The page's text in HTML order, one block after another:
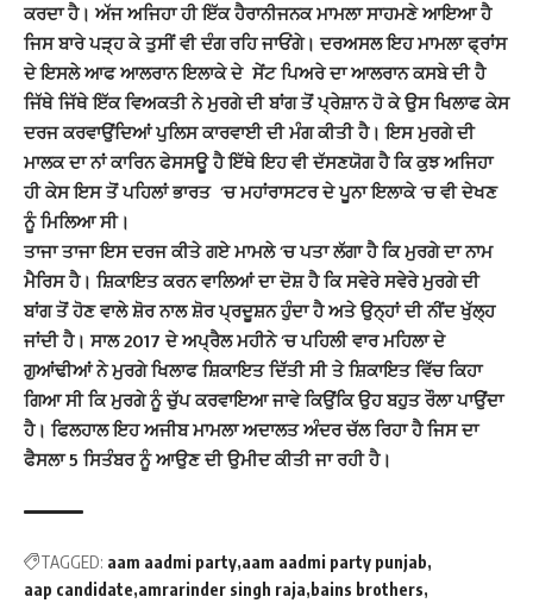
ਕਰਦਾ ਹੈ। ਅੱਜ ਅਜਿਹਾ ਹੀ ਇੱਕ ਹੈਰਾਨੀਜਨਕ ਮਾਮਲਾ ਸਾਹਮਣੇ ਆਇਆ ਹੈ
ਜਿਸ ਬਾਰੇ ਪੜ੍ਹ ਕੇ ਤੁਸੀਂ ਵੀ ਦੰਗ ਰਹਿ ਜਾਓਂਗੇ। ਦਰਅਸਲ ਇਹ ਮਾਮਲਾ ਫ੍ਰਾਂਸ
ਦੇ ਇਸਲੇ ਆਫ ਆਲਰਾਨ ਇਲਾਕੇ ਦੇ ਸੇਂਟ ਪਿਅਰੇ ਦਾ ਆਲਰਾਨ ਕਸਬੇ ਦੀ ਹੈ
ਜਿੱਥੇ ਜਿੱਥੇ ਇੱਕ ਵਿਅਕਤੀ ਨੇ ਮੁਰਗੇ ਦੀ ਬਾਂਗ ਤੋਂ ਪ੍ਰੇਸ਼ਾਨ ਹੋ ਕੇ ਉਸ ਖਿਲਾਫ ਕੇਸ
ਦਰਜ ਕਰਵਾਉਂਦਿਆਂ ਪੁਲਿਸ ਕਾਰਵਾਈ ਦੀ ਮੰਗ ਕੀਤੀ ਹੈ। ਇਸ ਮੁਰਗੇ ਦੀ
ਮਾਲਕ ਦਾ ਨਾਂ ਕਾਰਿਨ ਫੇਸਸਊ ਹੈਇੱਥੇ ਇਹ ਵੀ ਦੱਸਣਯੋਗ ਹੈ ਕਿ ਕੁਝ ਅਜਿਹਾ
ਹੀ ਕੇਸ ਇਸ ਤੋਂ ਪਹਿਲਾਂ ਭਾਰਤ ‘ਚ ਮਹਾਂਰਾਸਟਰ ਦੇ ਪੂਨਾ ਇਲਾਕੇ ‘ਚ ਵੀ ਦੇਖਣ
ਨੂੰ ਮਿਲਿਆ ਸੀ।
ਤਾਜਾ ਤਾਜਾ ਇਸ ਦਰਜ ਕੀਤੇ ਗਏ ਮਾਮਲੇ ‘ਚ ਪਤਾ ਲੱਗਾ ਹੈ ਕਿ ਮੁਰਗੇ ਦਾ ਨਾਮ
ਮੈਰਿਸ ਹੈ। ਸ਼ਿਕਾਇਤ ਕਰਨ ਵਾਲਿਆਂ ਦਾ ਦੋਸ਼ ਹੈ ਕਿ ਸਵੇਰੇ ਸਵੇਰੇ ਮੁਰਗੇ ਦੀ
ਬਾਂਗ ਤੋਂ ਹੋਣ ਵਾਲੇ ਸ਼ੋਰ ਨਾਲ ਸ਼ੋਰ ਪ੍ਰਦੂਸ਼ਨ ਹੁੰਦਾ ਹੈ ਅਤੇ ਉਨ੍ਹਾਂ ਦੀ ਨੀਂਦ ਖੁੱਲ੍ਹ
ਜਾਂਦੀ ਹੈ। ਸਾਲ 2017 ਦੇ ਅਪ੍ਰੈਲ ਮਹੀਨੇ ‘ਚ ਪਹਿਲੀ ਵਾਰ ਮਹਿਲਾ ਦੇ
ਗੁਆਂਢੀਆਂ ਨੇ ਮੁਰਗੇ ਖਿਲਾਫ ਸ਼ਿਕਾਇਤ ਦਿੱਤੀ ਸੀ ਤੇ ਸ਼ਿਕਾਇਤ ਵਿੱਚ ਕਿਹਾ
ਗਿਆ ਸੀ ਕਿ ਮੁਰਗੇ ਨੂੰ ਚੁੱਪ ਕਰਵਾਇਆ ਜਾਵੇ ਕਿਉਂਕਿ ਉਹ ਬਹੁਤ ਰੌਲਾ ਪਾਉਂਦਾ
ਹੈ। ਫਿਲਹਾਲ ਇਹ ਅਜੀਬ ਮਾਮਲਾ ਅਦਾਲਤ ਅੰਦਰ ਚੱਲ ਰਿਹਾ ਹੈ ਜਿਸ ਦਾ
ਫੈਸਲਾ 5 ਸਿਤੰਬਰ ਨੂੰ ਆਉਣ ਦੀ ਉਮੀਦ ਕੀਤੀ ਜਾ ਰਹੀ ਹੈ।
TAGGED: aam aadmi party aam aadmi party punjab
aap candidate amrarinder singh raja bains brothers